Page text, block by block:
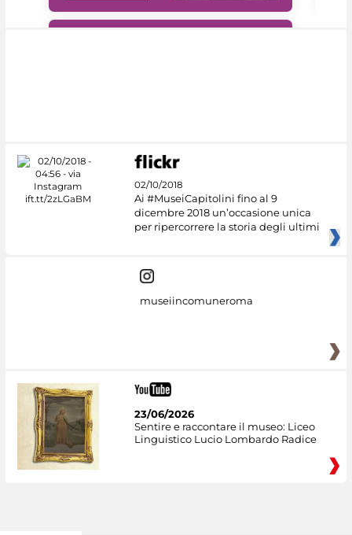
02/10/2018
Ai #MuseiCapitolini fino al 9
dicembre 2018 un’occasione unica
per ripercorrere la storia degli ultimi
museiincomuneroma
23/06/2026
Sentire e raccontare il museo: Liceo
Linguistico Lucio Lombardo Radice